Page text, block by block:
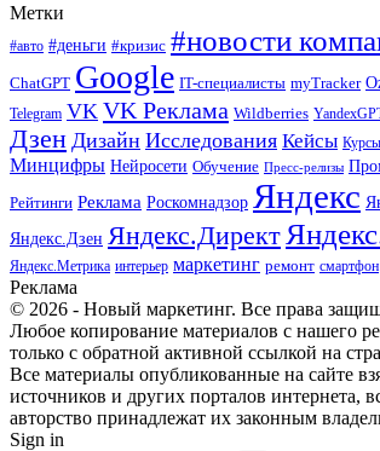
Метки
#авто #деньги #кризис #новости
ChatGPT Google IT-специалисты myTracker
Telegram VK VK Реклама Wildberries
Дзен Дизайн Исследования Кейсы Курсы
Минцифры Нейросети Обучение Пресс-релизы
Рейтинги Реклама Роскомнадзор Яндекс
Яндекс.Дзен Яндекс.Директ
Яндекс.Метрика интерьер маркетинг ремонт смартфон
Реклама
© 2026 - Новый маркетинг. Все права
Любое копирование материалов с нашего
только с обратной активной ссылкой на
Все материалы опубликованные на сайте
источников и других порталов интернета,
авторство принадлежат их законным
Sign in